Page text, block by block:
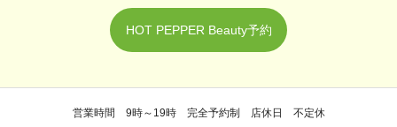
HOT PEPPER Beauty予約
営業時間 9時～19時 完全予約制 店休日 不定休